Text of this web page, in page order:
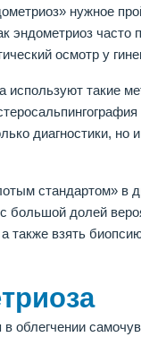
нужное
эндометриоз
осмотр у
используют такие
диагностики, но
стандартом» в
большой долей
также взять
облегчении